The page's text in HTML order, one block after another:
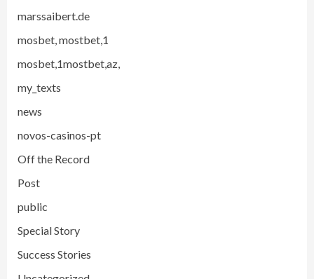
marssaibert.de
mosbet, mostbet,1
mosbet,1mostbet,az,
my_texts
news
novos-casinos-pt
Off the Record
Post
public
Special Story
Success Stories